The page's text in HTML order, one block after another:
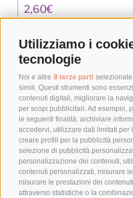
Utilizziamo i
tecnologie
Noi e altre 8 terze parti
simili. Questi strumenti sono
contenuti digitali, migliorare la
per scopi pubblicitari. Ad esempio,
le seguenti finalità: archiviare
accedervi, utilizzare dati limitati per
creare profili per la pubblicità
selezione di pubblicità
personalizzazione dei contenuti,
contenuti personalizzati, misurare
misurare le prestazioni dei
attraverso statistiche o la
2,60€